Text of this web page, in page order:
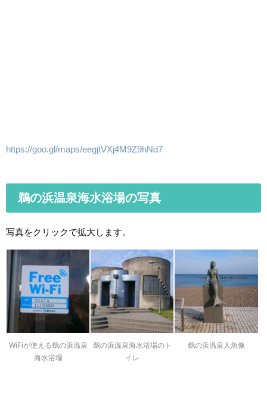
https://goo.gl/maps/eegjtVXj4M9Z9hNd7
鵜の浜温泉海水浴場の写真
写真をクリックで拡大します。
WiFiが使える鵜の浜温泉
海水浴場
鵜の浜温泉海水浴場のト
イレ
鵜の浜温泉人魚像